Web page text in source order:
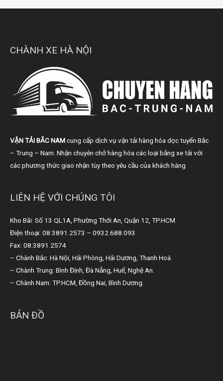
CHÀNH XE HÀ NỘI
VẬN TẢI BẮC NAMcung cấp dịch vụ vận tải hàng hóa dọc tuyến Bắc
– Trung – Nam. Nhận chuyên chở hàng hóa các loại bằng xe tải với
các phương thức giao nhận tùy theo yêu cầu của khách hàng
LIÊN HỆ VỚI CHÚNG TÔI
Kho Bãi: Số 13 QL1A, Phường Thới An, Quận 12, TP.HCM.
Điện thoại: 08.3891.2573 – 0932.688.093
Fax: 08.3891.2574
– Chành Bắc: Hà Nội, Hải Phòng, Hải Dương, Thanh Hoá.
– Chành Trung: Bình Định, Đà Nẵng, Huế, Nghệ An.
– Chành Nam: TP.HCM, Đồng Nai, Bình Dương.
BẢN ĐỒ